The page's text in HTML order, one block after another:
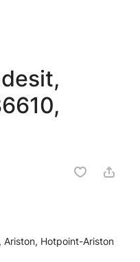
Ariston, Hotpoint-Ariston